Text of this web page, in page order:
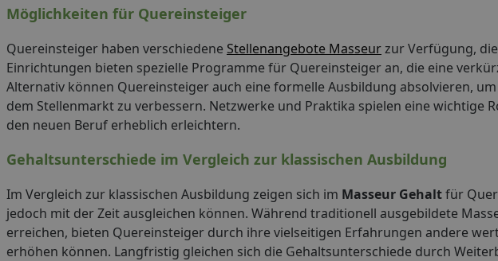
Möglichkeiten für Quereinsteiger
Quereinsteiger haben verschiedene Stellenangebote Masseurzur Verfügung,
Einrichtungen bieten spezielle Programme für Quereinsteiger an, die eine
Alternativ können Quereinsteiger auch eine formelle Ausbildung absolvieren,
dem Stellenmarkt zu verbessern. Netzwerke und Praktika spielen eine wichtige
den neuen Beruf erheblich erleichtern.
Gehaltsunterschiede im Vergleich zur klassischen Ausbildung
Im Vergleich zur klassischen Ausbildung zeigen sich im Masseur Gehaltfür
jedoch mit der Zeit ausgleichen können. Während traditionell ausgebildete
erreichen, bieten Quereinsteiger durch ihre vielseitigen Erfahrungen andere
erhöhen können. Langfristig gleichen sich die Gehaltsunterschiede durch